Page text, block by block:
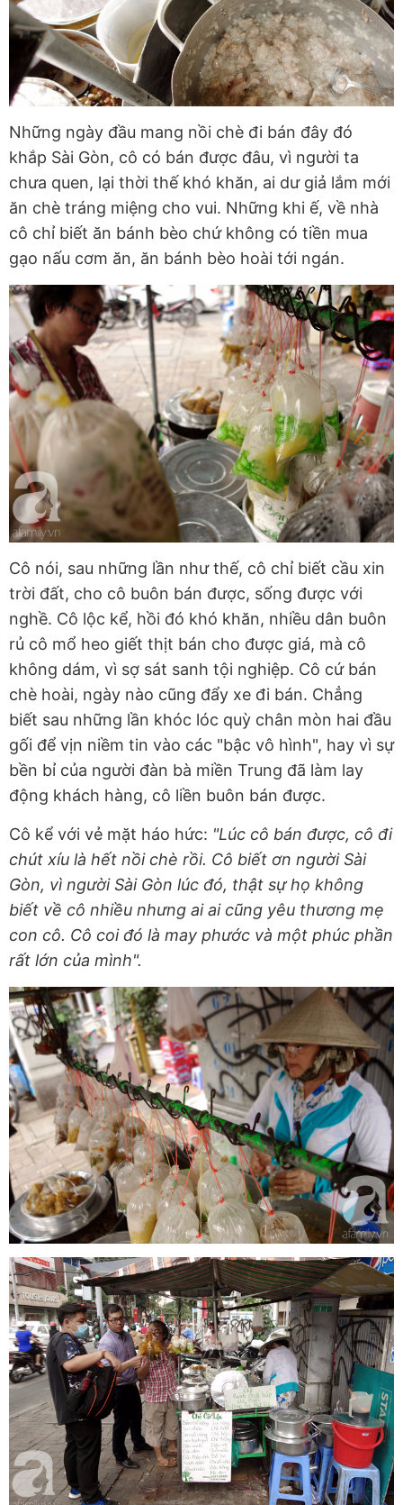
Những ngày đầu mang nồi chè đi bán đây đó
khắp Sài Gòn, cô có bán được đâu, vì người ta
chưa quen, lại thời thế khó khăn, ai dư giả lắm mới
ăn chè tráng miệng cho vui. Những khi ế, về nhà
cô chỉ biết ăn bánh bèo chứ không có tiền mua
gạo nấu cơm ăn, ăn bánh bèo hoài tới ngán.
Cô nói, sau những lần như thế, cô chỉ biết cầu xin
trời đất, cho cô buôn bán được, sống được với
nghề. Cô lộc kể, hồi đó khó khăn, nhiều dân buôn
rủ cô mổ heo giết thịt bán cho được giá, mà cô
không dám, vì sợ sát sanh tội nghiệp. Cô cứ bán
chè hoài, ngày nào cũng đẩy xe đi bán. Chẳng
biết sau những lần khóc lóc quỳ chân mòn hai đầu
gối để vịn niềm tin vào các "bậc vô hình", hay vì sự
bền bỉ của người đàn bà miền Trung đã làm lay
động khách hàng, cô liền buôn bán được.
Cô kể với vẻ mặt háo hức: "Lúc cô bán được, cô đi
chút xíu là hết nồi chè rồi. Cô biết ơn người Sài
Gòn, vì người Sài Gòn lúc đó, thật sự họ không
biết về cô nhiều nhưng ai ai cũng yêu thương mẹ
con cô. Cô coi đó là may phước và một phúc phần
rất lớn của mình".